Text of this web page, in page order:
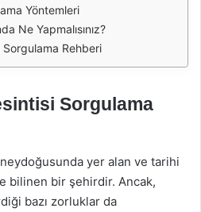
Yöntemleri
Ne Yapmalısınız?
Rehberi
Sorgulama
yer alan ve tarihi
bilinen bir şehirdir. Ancak,
bazı zorluklar da